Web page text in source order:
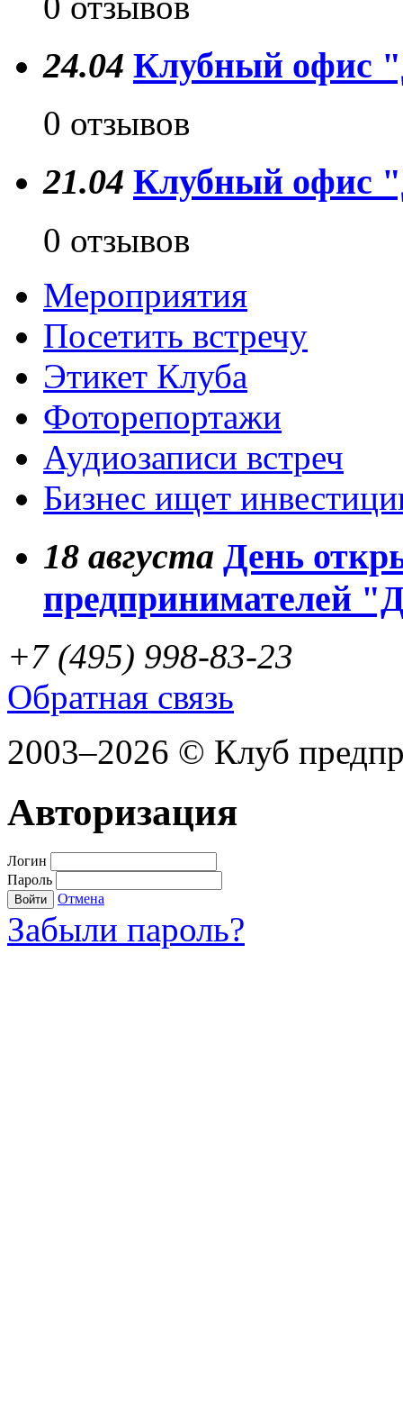
24.04 Клубный офис
0 отзывов
21.04 Клубный офис
0 отзывов
Мероприятия
Посетить встречу
Этикет Клуба
Фоторепортажи
Аудиозаписи встреч
Бизнес ищет
18 августа День
предпринимателей
+7 (495) 998-83-23
Обратная связь
2003–2026 © Клуб
Авторизация
Логин
Пароль
Войти Отмена
Забыли пароль?